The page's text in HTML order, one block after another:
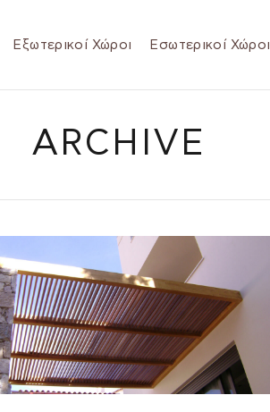
Εξωτερικοί Χώροι Εσωτερικοί Χώροι
ARCHIVE